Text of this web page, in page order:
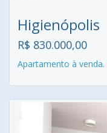
Higienópolis
R$ 830.000,00
Apartamento à